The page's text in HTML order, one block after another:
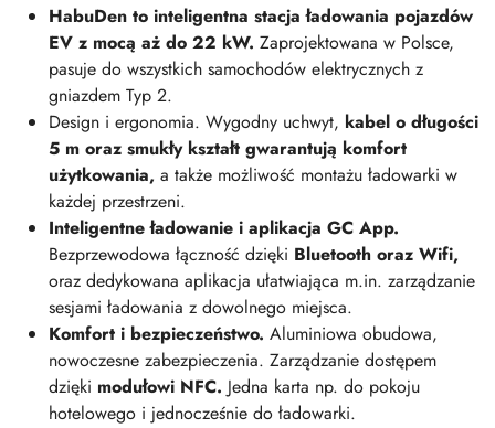
HabuDen to inteligentna stacja ładowania pojazdów
EV z mocą aż do 22 kW. Zaprojektowana w Polsce,
pasuje do wszystkich samochodów elektrycznych z
gniazdem Typ 2.
Design i ergonomia. Wygodny uchwyt, kabel o długości
5 m oraz smukły kształt gwarantują komfort
użytkowania, a także możliwość montażu ładowarki w
każdej przestrzeni.
Inteligentne ładowanie i aplikacja GC App.
Bezprzewodowa łączność dzięki Bluetooth oraz Wifi,
oraz dedykowana aplikacja ułatwiająca m.in. zarządzanie
sesjami ładowania z dowolnego miejsca.
Komfort i bezpieczeństwo. Aluminiowa obudowa,
nowoczesne zabezpieczenia. Zarządzanie dostępem
dzięki modułowi NFC. Jedna karta np. do pokoju
hotelowego i jednocześnie do ładowarki.